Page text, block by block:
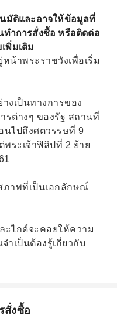
มัติและอาจให้ข้อมูลที่
ำการสั่งซื้อ หรือติดต่อ
พิ่มเติม
น้าพระราชวังเพื่อเริ่ม
งเป็นทางการของ
รต่างๆ ของรัฐ สถานที่
นไปถึงศตวรรษที่ 9
ระเจ้าฟิลิปที่ 2 ย้าย
ภาพที่เป็นเอกลักษณ์
ะไกด์จะคอยให้ความ
เป็นต้องรู้เกี่ยวกับ
สั่งซื้อ